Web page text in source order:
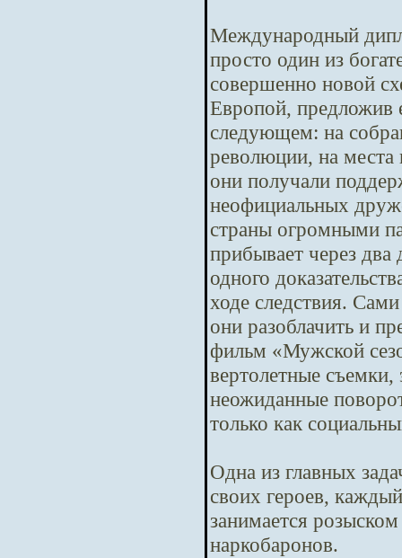
Международный
просто один из
совершенно новой
Европой, предложив
следующем: на
революции, на места
они получали
неофициальных
страны огромными
прибывает через
одного
ходе следствия.
они разоблачить и
фильм «Мужской
вертолетные
неожиданные
только как
Одна из главных
своих героев,
занимается
наркобаронов.